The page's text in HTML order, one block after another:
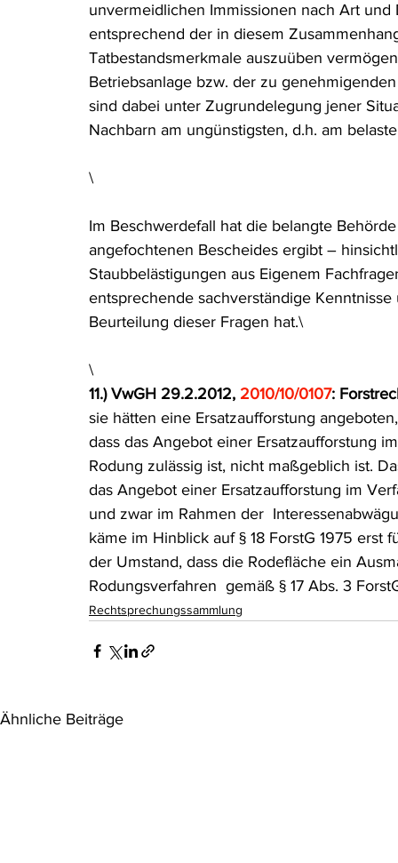
unvermeidlichen Immissionen nach Art
entsprechend der in diesem
Tatbestandsmerkmale auszuüben
Betriebsanlage bzw. der zu
sind dabei unter Zugrundelegung jener
Nachbarn am ungünstigsten, d.h. am
\
Im Beschwerdefall hat die belangte
angefochtenen Bescheides ergibt –
Staubbelästigungen aus Eigenem
entsprechende sachverständige
Beurteilung dieser Fragen hat.\
\
11.) VwGH 29.2.2012, 2010/10/0107:
sie hätten eine Ersatzaufforstung
dass das Angebot einer Ersatzaufforstung
Rodung zulässig ist, nicht maßgeblich ist.
das Angebot einer Ersatzaufforstung im
und zwar im Rahmen der
käme im Hinblick auf § 18 ForstG 1975
der Umstand, dass die Rodefläche ein
Rodungsverfahren  gemäß § 17 Abs. 3
Rechtsprechungssammlung
Ähnliche Beiträge